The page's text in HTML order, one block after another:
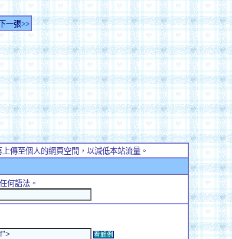
下一張>>
傳至個人的網頁空間，以減低本站流量。
何語法。
看範例